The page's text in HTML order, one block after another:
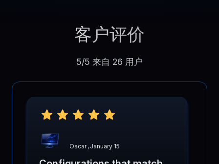
客户评价
5/5 来自 26 用户
Oscar , January 15